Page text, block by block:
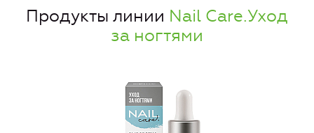
Продукты линии Nail Care.Уход
за ногтями